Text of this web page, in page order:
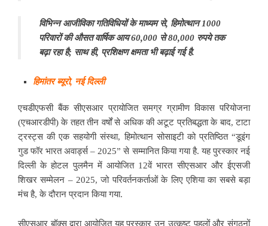
विभिन्न आजीविका गतिविधियों के माध्यम से, हिमोत्थान 1000
परिवारों की औसत वार्षिक आय 60,000 से 80,000 रुपये तक
बढ़ा रहा है; साथ ही, प्रशिक्षण क्षमता भी बढ़ाई गई है.
हिमांतर ब्यूरो, नई दिल्ली
एचडीएफसी बैंक सीएसआर प्रायोजित समग्र ग्रामीण विकास परियोजना
(एचआरडीपी) के तहत तीन वर्षों से अधिक की अटूट प्रतिबद्धता के बाद, टाटा
ट्रस्ट्स की एक सहयोगी संस्था, हिमोत्थान सोसाइटी को प्रतिष्ठित “डूइंग
गुड फॉर भारत अवार्ड्स – 2025” से सम्मानित किया गया है. यह पुरस्कार नई
दिल्ली के होटल पुलमैन में आयोजित 12वें भारत सीएसआर और ईएसजी
शिखर सम्मेलन – 2025, जो परिवर्तनकर्ताओं के लिए एशिया का सबसे बड़ा
मंच है, के दौरान प्रदान किया गया.
सीएसआर बॉक्स द्वारा आयोजित यह पुरस्कार उन उत्कृष्ट पहलों और संगठनों